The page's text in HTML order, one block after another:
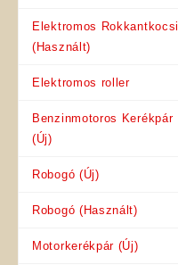
Elektromos Rokkantkocsi
(Használt)
Elektromos roller
Benzinmotoros Kerékpár
(Új)
Robogó (Új)
Robogó (Használt)
Motorkerékpár (Új)